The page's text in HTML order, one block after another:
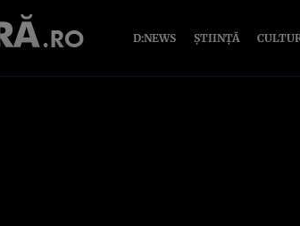
D:NEWS ȘTIINȚĂ